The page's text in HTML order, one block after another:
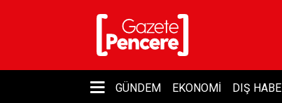
GÜNDEM EKONOMI DIŞ